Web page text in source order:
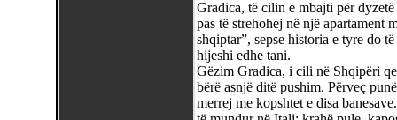
Gradica, të cilin e mbajti për
pas të strehohej në një apartament
shqiptar”, sepse historia e tyre do
hijeshi edhe tani.
Gëzim Gradica, i cili në Shqipëri
bërë asnjë ditë pushim. Përveç
merrej me kopshtet e disa